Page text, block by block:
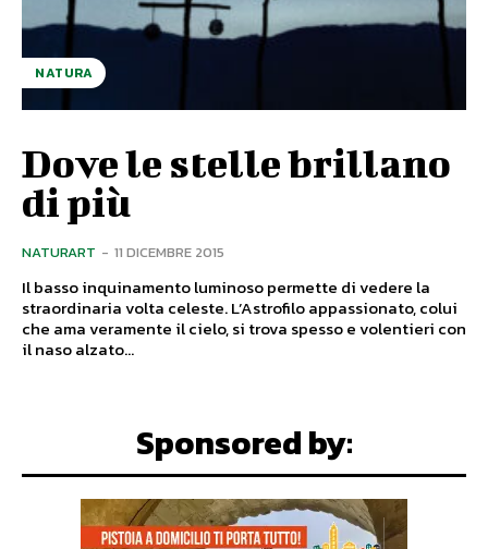
NATURA
Dove le stelle brillano
di più
NATURART - 11 DICEMBRE 2015
Il basso inquinamento luminoso permette di vedere la
straordinaria volta celeste. L’Astrofilo appassionato, colui
che ama veramente il cielo, si trova spesso e volentieri con
il naso alzato...
Sponsored by: